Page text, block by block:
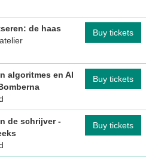
de haas
Buy tickets
algoritmes en AI
Buy tickets
de schrijver -
Buy tickets